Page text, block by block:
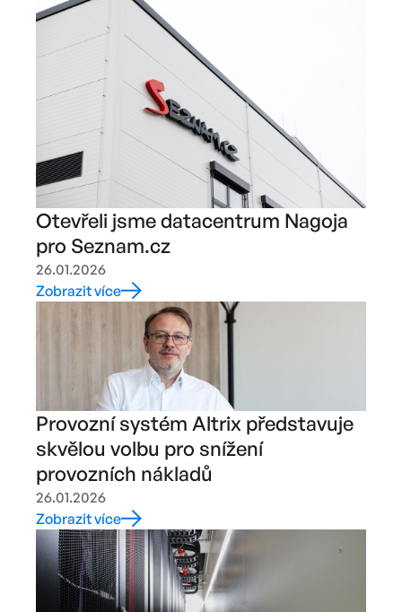
Otevřeli jsme datacentrum Nagoja
pro Seznam.cz
26.01.2026
Zobrazit více
Provozní systém Altrix představuje
skvělou volbu pro snížení
provozních nákladů
26.01.2026
Zobrazit více